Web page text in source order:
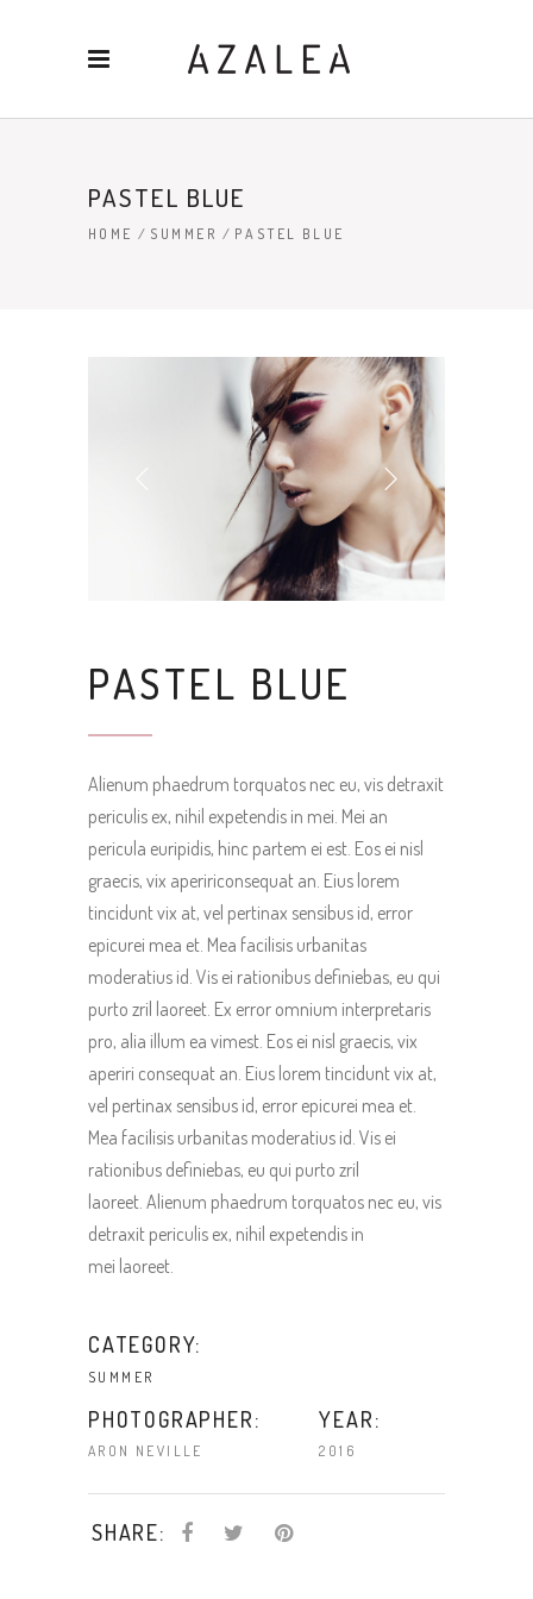
PASTEL BLUE
HOME / SUMMER / PASTEL BLUE
PASTEL BLUE
Alienum phaedrum torquatos nec eu, vis detraxit
periculis ex, nihil expetendis in mei. Mei an
pericula euripidis, hinc partem ei est. Eos ei nisl
graecis, vix apeririconsequat an. Eius lorem
tincidunt vix at, vel pertinax sensibus id, error
epicurei mea et. Mea facilisis urbanitas
moderatius id. Vis ei rationibus definiebas, eu qui
purto zril laoreet. Ex error omnium interpretaris
pro, alia illum ea vimest. Eos ei nisl graecis, vix
aperiri consequat an. Eius lorem tincidunt vix at,
vel pertinax sensibus id, error epicurei mea et.
Mea facilisis urbanitas moderatius id. Vis ei
rationibus definiebas, eu qui purto zril
laoreet. Alienum phaedrum torquatos nec eu, vis
detraxit periculis ex, nihil expetendis in
mei laoreet.
CATEGORY:
SUMMER
PHOTOGRAPHER:
ARON NEVILLE
YEAR:
2016
SHARE: